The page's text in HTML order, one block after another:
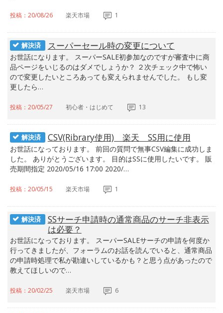
投稿：20/08/26 楽天市場 1
解決済 スーパーセール時の変更について
お世話になります。 スーパーSALE初参加なのですが審査中に商
品ページをいじるのはダメでしょうか？ ２次チェック中で怖い
ので変更したいところあっても変えられませんでした。 もし変
更したら…
投稿：20/05/27 初心者・はじめて 13
解決済 CSV(Ribrary使用) 楽天 SS用に使用
お世話になっております。 前回の質問で無事CSV編集に成功しま
した。 ありがとうございます。 目的はSSに使用したいです。 販
売期間指定 2020/05/16 17:00 2020/…
投稿：20/05/15 楽天市場 1
解決済
SSサーチ申請時の通常商品のサーチ非表示
は必要？
お世話になっております。 スーパーSALEサーチの申請を何度か
行ってきましたが、フォーラムのお話を読んでいると、通常商品
の申請時処理で私が勘違いしているかも？と思う点があったので
教えてほしいので…
投稿：20/02/25 楽天市場 6